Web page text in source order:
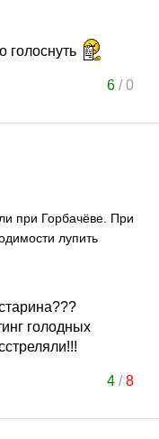
голоснуть
6/0
при Горбачёве. При
лупить
голодных
4/8